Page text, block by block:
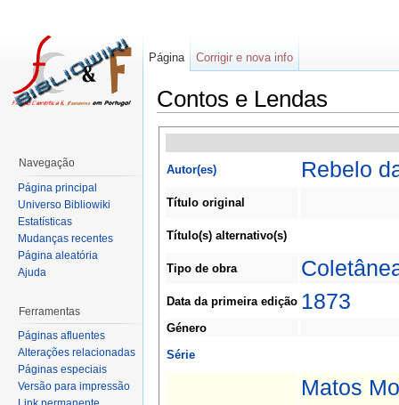
Contos e Lendas
Autor(es) Rebelo
Título original
Título(s) alternativo(s)
Tipo de obra
Data da primeira edição 1873
Género
Série
Matos
Página Corrigir e nova info
Navegação
Página principal
Universo Bibliowiki
Estatísticas
Mudanças recentes
Página aleatória
Ajuda
Ferramentas
Páginas afluentes
Alterações relacionadas
Páginas especiais
Versão para impressão